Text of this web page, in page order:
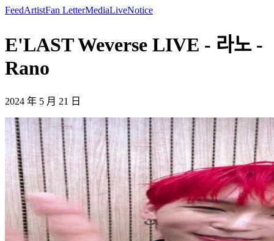
FeedArtistFan LetterMediaLiveNotice
E'LAST Weverse LIVE - 라노 -
Rano
2024 年 5 月 21 日